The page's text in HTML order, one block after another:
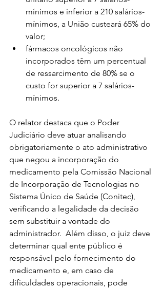
mínimos e inferior a 210 salários-
mínimos, a União custeará 65% do
valor;
fármacos oncológicos não
incorporados têm um percentual
de ressarcimento de 80% se o
custo for superior a 7 salários-
mínimos.
O relator destaca que o Poder
Judiciário deve atuar analisando
obrigatoriamente o ato administrativo
que negou a incorporação do
medicamento pela Comissão Nacional
de Incorporação de Tecnologias no
Sistema Único de Saúde (Conitec),
verificando a legalidade da decisão
sem substituir a vontade do
administrador.  Além disso, o juiz deve
determinar qual ente público é
responsável pelo fornecimento do
medicamento e, em caso de
dificuldades operacionais, pode